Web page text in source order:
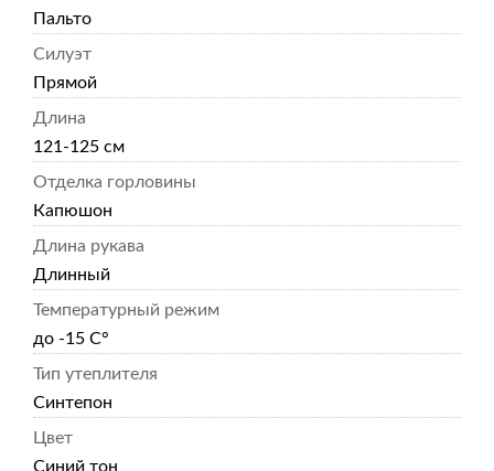
Пальто
Силуэт
Прямой
Длина
121-125 см
Отделка горловины
Капюшон
Длина рукава
Длинный
Температурный режим
до -15 С°
Тип утеплителя
Синтепон
Цвет
Синий тон